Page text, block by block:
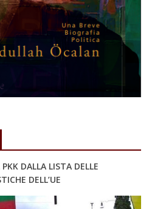
DALLA LISTA DELLE
DELL’UE